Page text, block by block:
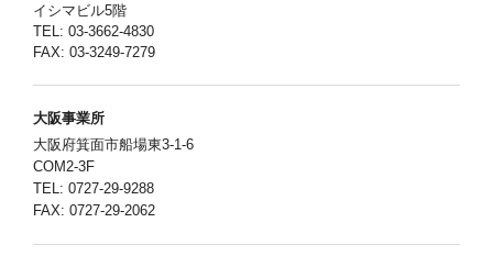
イシマビル5階
TEL: 03-3662-4830
FAX: 03-3249-7279
大阪事業所
大阪府箕面市船場東3-1-6
COM2-3F
TEL: 0727-29-9288
FAX: 0727-29-2062